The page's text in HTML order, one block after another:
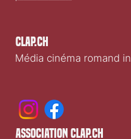
Clap.ch
Média cinéma romand
association clap.ch